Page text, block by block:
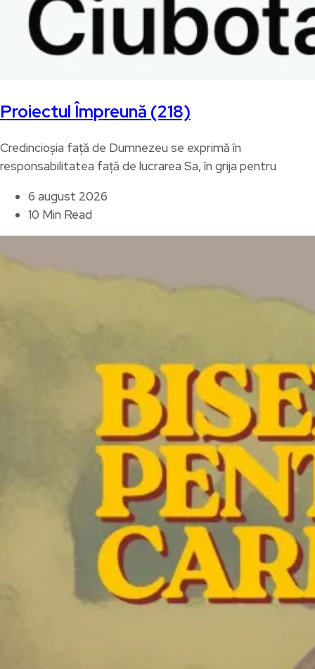
Proiectul Împreună (218)
Credincioșia față de Dumnezeu se exprimă în
responsabilitatea față de lucrarea Sa, în grija pentru
6 august 2026
10 Min Read